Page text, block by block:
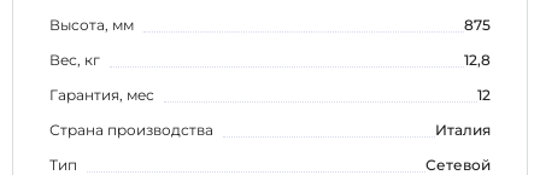
Высота, мм
875
Вес, кг
12,8
Гарантия, мес
12
Страна производства
Италия
Тип
Сетевой